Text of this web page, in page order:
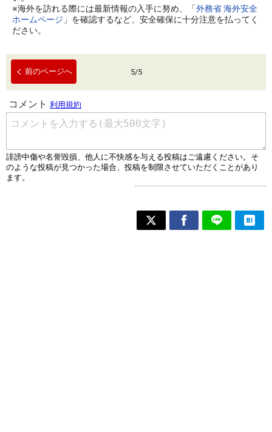
※海外を訪れる際には最新情報の入手に努め、「外務省 海外安全
ホームページ 」を確認するなど、安全確保に十分注意を払ってく
ださい。
前のページへ 5/5